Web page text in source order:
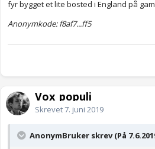
fyr bygget et lite bosted i England på
Anonymkode: f8af7...ff5
Vox_populi
Skrevet7. juni 2019
AnonymBruker skrev (På